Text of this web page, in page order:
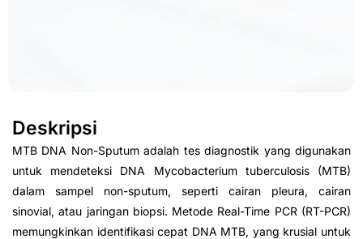
Deskripsi
MTB DNA Non-Sputum adalah tes diagnostik yang digunakan
untuk mendeteksi DNA Mycobacterium tuberculosis (MTB)
dalam sampel non-sputum, seperti cairan pleura, cairan
sinovial, atau jaringan biopsi. Metode Real-Time PCR (RT-PCR)
memungkinkan identifikasi cepat DNA MTB, yang krusial untuk